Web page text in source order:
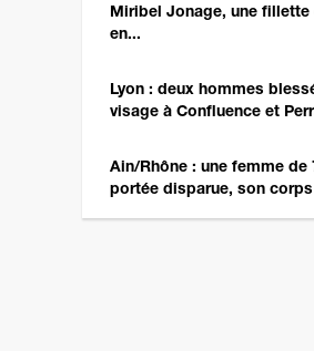
Miribel Jonage, une fillette
en...
Lyon : deux hommes
visage à Confluence et
Ain/Rhône : une femme de
portée disparue, son